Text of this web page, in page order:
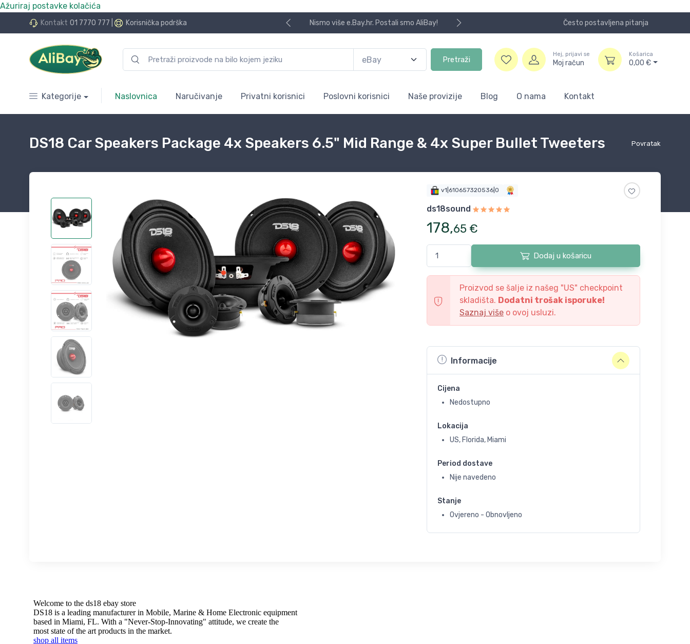
Ažuriraj postavke kolačića
Kontakt 01 7770 777 Korisnička podrška
24 rate bez kamata Nismo više e.Bay.hr. Postali smo AliBay! Često postavljena pitanja
Pretraži
Hej, prijavi se
Moj račun
Košarica
0,00 €
Kategorije Naslovnica Naručivanje Privatni korisnici Poslovni korisnici Naše provizije Blog O nama Kontakt
Povratak
DS18 Car Speakers Package 4x Speakers 6.5" Mid Range & 4x Super Bullet Tweeters
v1|610657320536|0
ds18sound
178,65 €
Dodaj u košaricu
Proizvod se šalje iz našeg "US" checkpoint
skladišta. Dodatni trošak isporuke!
Saznaj višeo ovoj usluzi.
Informacije
Cijena
Nedostupno
Lokacija
US, Florida, Miami
Period dostave
Nije navedeno
Stanje
Ovjereno - Obnovljeno